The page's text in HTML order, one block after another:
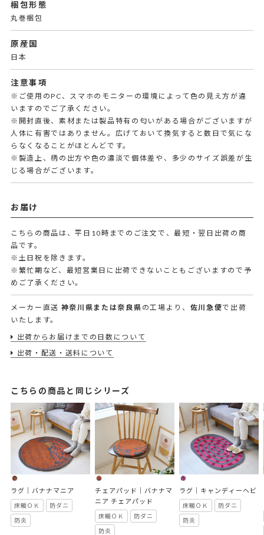
梱包形態
丸巻梱包
原産国
日本
注意事項
※ご使用のPC、スマホのモニターの環境によって色の見え方が違
いますのでご了承ください。
※開封直後、素材または製品特有の匂いがある場合がございますが
人体に有害ではありません。広げておいて換気すると数日で気にな
らなくなることがほとんどです。
※製造上、柄の出方や色の濃淡で個体差や、多少のサイズ誤差が生
じる場合がございます。
お届け
こちらの商品は、平日10時までのご注文で、最短・翌日出荷の商
品です。
※土日祝を除きます。
※繁忙期など、最短営業日に出荷できないこともございますので予
めご了承ください。
メーカー直送 神奈川県または奈良県 の工場より、 佐川急便で出荷
いたします。
出荷からお届けまでの日数について
出荷・配送・送料について
こちらの商品と同じシリーズ
ラグ｜バナナマニア
床暖ＯＫ 防ダニ
防炎
チェアパッド｜バナナマ
ニア チェアパッド
床暖ＯＫ 防ダニ
防炎
ラグ｜キャンディーヘビ
床暖ＯＫ 防ダニ
防炎